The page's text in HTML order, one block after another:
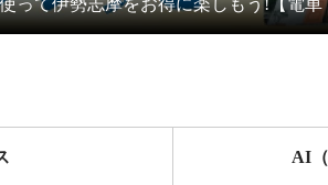
って伊勢志摩をお得に楽しもう!【電車
AI